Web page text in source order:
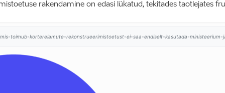
rakendamine on edasi lükatud, tekitades taotlejates
toimub-korterelamute-rekonstrueerimistoetust-ei-saa-endiselt-kasutada-ministeerium-